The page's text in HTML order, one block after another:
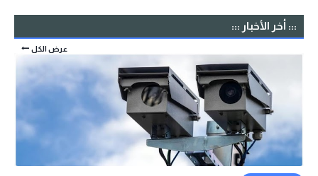
::: أخر الأخبار :::
عرض الكل